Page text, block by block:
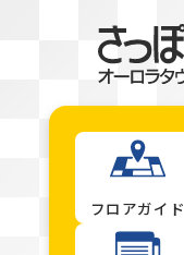
フロアガイド